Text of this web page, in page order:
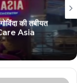
की तबीयत
Asia